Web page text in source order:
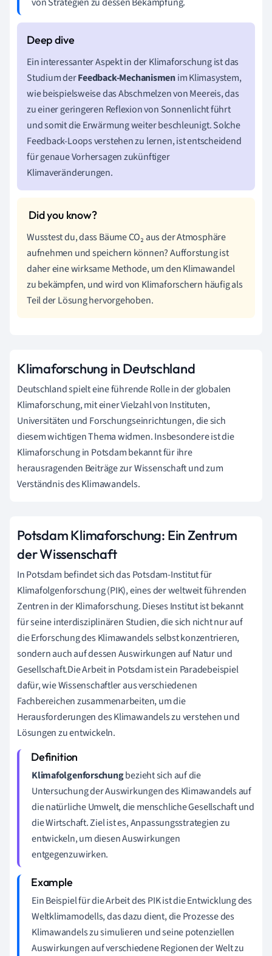
Ein interessanter Aspekt in der Klimaforschung ist das
Studium derFeedback-Mechanismenim Klimasystem,
wie beispielsweise das Abschmelzen von Meereis, das
zu einer geringeren Reflexion von Sonnenlicht führt
und somit die Erwärmung weiter beschleunigt. Solche
Feedback-Loops verstehen zu lernen, ist entscheidend
für genaue Vorhersagen zukünftiger
Klimaveränderungen.
Wusstest du, dass Bäume CO₂ aus der Atmosphäre
aufnehmen und speichern können? Aufforstung ist
daher eine wirksame Methode, um den Klimawandel
zu bekämpfen, und wird von Klimaforschern häufig als
Teil der Lösung hervorgehoben.
Klimaforschung in Deutschland
Deutschland spielt eine führende Rolle in der globalen
Klimaforschung, mit einer Vielzahl von Instituten,
Universitäten und Forschungseinrichtungen, die sich
diesem wichtigen Thema widmen. Insbesondere ist die
Klimaforschung in Potsdam bekannt für ihre
herausragenden Beiträge zur Wissenschaft und zum
Verständnis des Klimawandels.
Potsdam Klimaforschung: Ein Zentrum
der Wissenschaft
In Potsdam befindet sich das Potsdam-Institut für
Klimafolgenforschung (PIK), eines der weltweit führenden
Zentren in der Klimaforschung. Dieses Institut ist bekannt
für seine interdisziplinären Studien, die sich nicht nur auf
die Erforschung des Klimawandels selbst konzentrieren,
sondern auch auf dessen Auswirkungen auf Natur und
Gesellschaft.Die Arbeit in Potsdam ist ein Paradebeispiel
dafür, wie Wissenschaftler aus verschiedenen
Fachbereichen zusammenarbeiten, um die
Herausforderungen des Klimawandels zu verstehen und
Lösungen zu entwickeln.
Klimafolgenforschungbezieht sich auf die
Untersuchung der Auswirkungen des Klimawandels auf
die natürliche Umwelt, die menschliche Gesellschaft und
die Wirtschaft. Ziel ist es, Anpassungsstrategien zu
entwickeln, um diesen Auswirkungen
entgegenzuwirken.
Ein Beispiel für die Arbeit des PIK ist die Entwicklung des
Weltklimamodells, das dazu dient, die Prozesse des
Klimawandels zu simulieren und seine potenziellen
Auswirkungen auf verschiedene Regionen der Welt zu